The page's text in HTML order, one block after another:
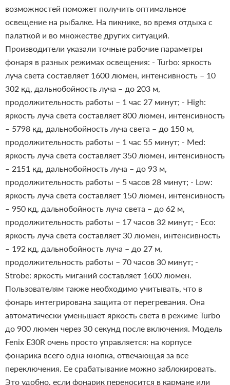
возможностей поможет получить оптимальное
освещение на рыбалке. На пикнике, во время отдыха с
палаткой и во множестве других ситуаций.
Производители указали точные рабочие параметры
фонаря в разных режимах освещения: - Turbo: яркость
луча света составляет 1600 люмен, интенсивность – 10
302 кд, дальнобойность луча – до 203 м,
продолжительность работы – 1 час 27 минут; - High:
яркость луча света составляет 800 люмен, интенсивность
– 5798 кд, дальнобойность луча света – до 150 м,
продолжительность работы – 1 час 55 минут; - Med:
яркость луча света составляет 350 люмен, интенсивность
– 2151 кд, дальнобойность луча – до 93 м,
продолжительность работы – 5 часов 28 минут; - Low:
яркость луча света составляет 150 люмен, интенсивность
– 950 кд, дальнобойность луча света – до 62 м,
продолжительность работы – 17 часов 32 минут; - Eco:
яркость луча света составляет 30 люмен, интенсивность
– 192 кд, дальнобойность луча – до 27 м,
продолжительность работы – 70 часов 30 минут; -
Strobe: яркость миганий составляет 1600 люмен.
Пользователям также необходимо учитывать, что в
фонарь интегрирована защита от перегревания. Она
автоматически уменьшает яркость света в режиме Turbo
до 900 люмен через 30 секунд после включения. Модель
Fenix E30R очень просто управляется: на корпусе
фонарика всего одна кнопка, отвечающая за все
переключения. Ее срабатывание можно заблокировать.
Это удобно, если фонарик переносится в кармане или